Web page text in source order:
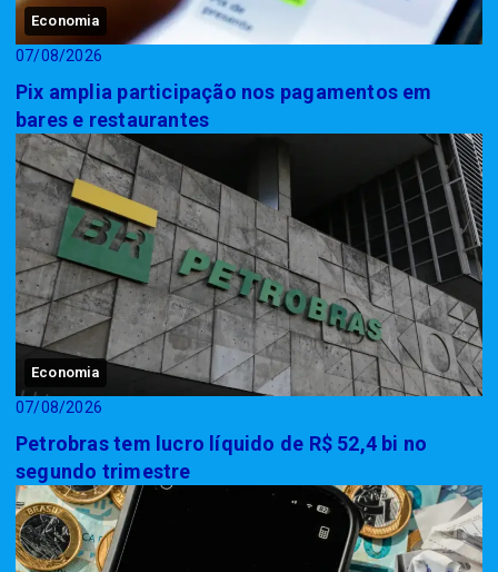
Economia
07/08/2026
Pix amplia participação nos pagamentos em
bares e restaurantes
Economia
07/08/2026
Petrobras tem lucro líquido de R$ 52,4 bi no
segundo trimestre